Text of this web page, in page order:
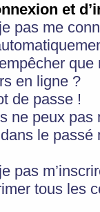
et
pas me
en ligne ?
de passe !
ne peux pas
le
pas
tous les